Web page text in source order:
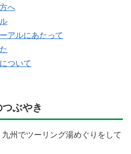
へ
アルにあたって
ついて
ぶやき
州でツーリング湯めぐりをして